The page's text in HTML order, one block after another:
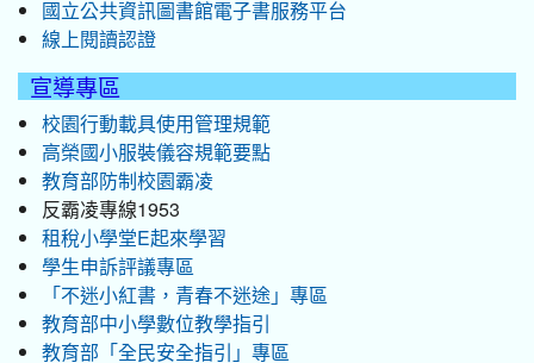
國立公共資訊圖書館電子書服務平台
線上閱讀認證
宣導專區
校園行動載具使用管理規範
高榮國小服裝儀容規範要點
教育部防制校園霸凌
反霸凌專線1953
租稅小學堂E起來學習
學生申訴評議專區
「不迷小紅書，青春不迷途」專區
教育部中小學數位教學指引
教育部「全民安全指引」專區